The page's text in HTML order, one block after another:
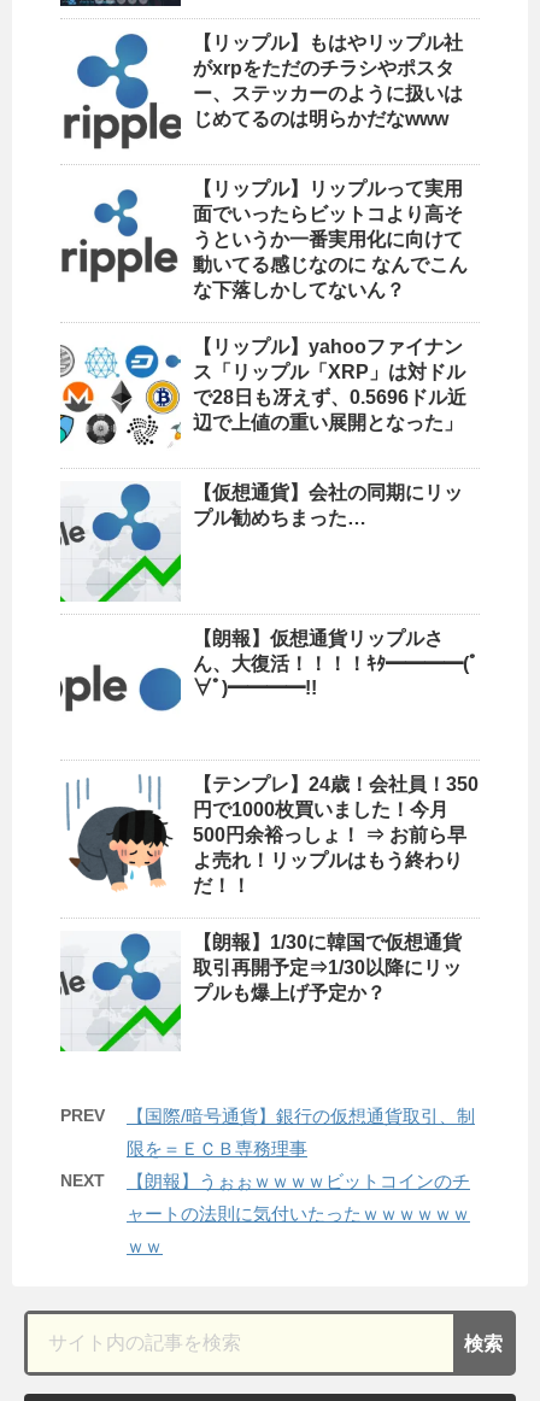
【リップル】もはやリップル社
がxrpをただのチラシやポスタ
ー、ステッカーのように扱いは
じめてるのは明らかだなwww
【リップル】リップルって実用
面でいったらビットコより高そ
うというか一番実用化に向けて
動いてる感じなのに なんでこん
な下落しかしてないん？
【リップル】yahooファイナン
ス「リップル「XRP」は対ドル
で28日も冴えず、0.5696ドル近
辺で上値の重い展開となった」
【仮想通貨】会社の同期にリッ
プル勧めちまった…
【朗報】仮想通貨リップルさ
ん、大復活！！！！ｷﾀ━━━━(ﾟ
∀ﾟ)━━━━!!
【テンプレ】24歳！会社員！350
円で1000枚買いました！今月
500円余裕っしょ！ ⇒ お前ら早
よ売れ！リップルはもう終わり
だ！！
【朗報】1/30に韓国で仮想通貨
取引再開予定⇒1/30以降にリッ
プルも爆上げ予定か？
PREV
【国際/暗号通貨】銀行の仮想通貨取引、制
限を＝ＥＣＢ専務理事
NEXT
【朗報】うぉぉｗｗｗｗビットコインのチ
ャートの法則に気付いたったｗｗｗｗｗｗ
ｗｗ